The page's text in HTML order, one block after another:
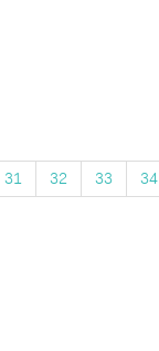
31 32 33 34